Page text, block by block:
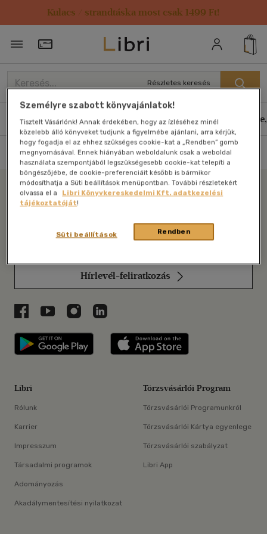
Kulacs / strandtáska most csak 1499 Ft!
Törzsvásárlói Kártya adatai
Részletes keresés
Könyvek E-könyvek Hangoskönyvek Antikvár
Nincs találat
Libri
Legyen mindig képben az irodalommal!
Hírlevél-feliratkozás
Libri a Facebookon
Libri a Youtube-on
Libri az Instagramon
Libri a LinkedInen
Libri applikáció Szerezd meg: Google
Libri
Rólunk
Karrier
Impresszum
Társadalmi programok
Adományozás
Akadálymentesítési nyilatkozat
Törzsvásárlói Program
Törzsvásárlói Programunkról
Törzsvásárlói Kártya egyenlege
Törzsvásárlói szabályzat
Libri App
Személyre szabott könyvajánlatok!
Tisztelt Vásárlónk! Annak érdekében, hogy az ízléséhez minél
közelebb álló könyveket tudjunk a figyelmébe ajánlani, arra kérjük,
hogy fogadja el az ehhez szükséges cookie-kat a „Rendben” gomb
megnyomásával. Ennek hiányában weboldalunk csak a weboldal
használata szempontjából legszükségesebb cookie-kat telepíti a
böngészőjébe, de cookie-preferenciáit később is bármikor
módosíthatja a Süti beállítások menüpontban. További részletekért
olvassa el a
Libri Könyvkereskedelmi Kft. adatkezelési
tájékoztatóját!
Rendben
Süti beállítások